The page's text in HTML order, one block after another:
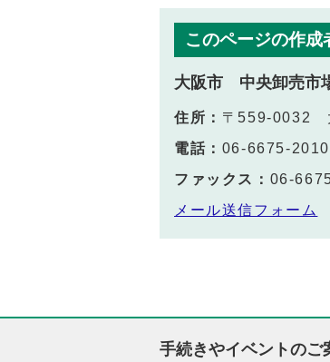
このページの作成
大阪市 中央卸売市
住所： 〒559-0032
電話： 06-6675-2010
ファックス： 06-
メール送信フォーム
手続きやイベントのご